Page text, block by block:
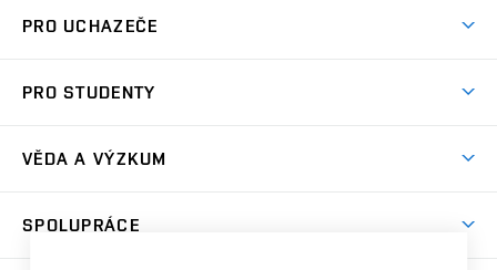
Koleje
Sport na VUT
Brno
PRO UCHAZEČE
Dny otevřených dveří
Celoživotní vzdělávání
PRO STUDENTY
Harmonogram akademického roku
Závěrečné práce
Zpracování osobních údajů studentů
Sociální bezpečí
Studium bez bariér
VĚDA A VÝZKUM
SPOLUPRÁCE